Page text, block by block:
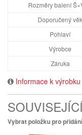
Rozměry balení
Doporučený věk
Pohlaví
Výrobce
Záruka
Informace k výrobku
Vybrat položku pro